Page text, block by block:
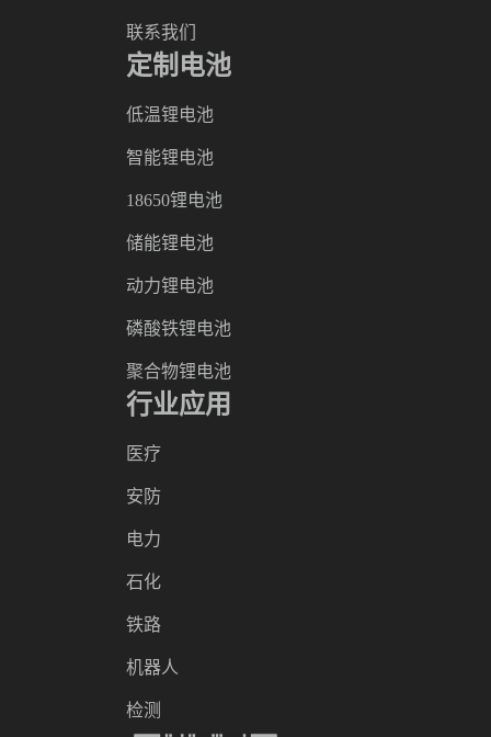
联系我们
定制电池
低温锂电池
智能锂电池
18650锂电池
储能锂电池
动力锂电池
磷酸铁锂电池
聚合物锂电池
行业应用
医疗
安防
电力
石化
铁路
机器人
检测